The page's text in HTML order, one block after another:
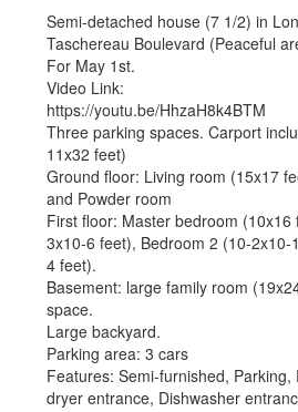
Semi-detached house (7 1/2) in
Taschereau Boulevard (Peaceful
For May 1st.
Video Link:
https://youtu.be/HhzaH8k4BTM
Three parking spaces. Carport
11x32 feet)
Ground floor: Living room (15x17
and Powder room
First floor: Master bedroom
3x10-6 feet), Bedroom 2 (10-
4 feet).
Basement: large family room
space.
Large backyard.
Parking area: 3 cars
Features: Semi-furnished, Parking,
dryer entrance, Dishwasher